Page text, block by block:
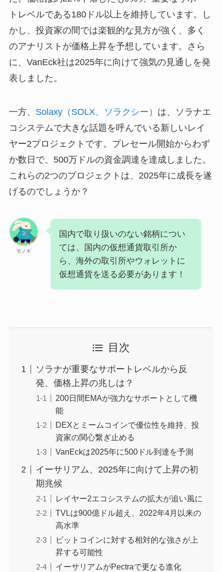
トレベルである180ドル以上を維持しています。し
かし、投資家の間では楽観的な見方が強く、多く
のアナリストが価格上昇を予想しています。さら
に、VanEck社は2025年に向けて強気の見通しを発
表しました。
一方、 Solaxy（SOLX、ソラクシー） は、ソラナエ
コシステムで大きな話題を呼んでいる新しいレイ
ヤー2プロジェクトです。プレセール開始からわず
か数日で、500万ドルの資金調達を達成しました。
これらの2つのプロジェクトは、2025年に成長を遂
げるのでしょうか？
モノギ
国内で取り扱いのない銘柄につい
ては、国内の仮想通貨取引所か
ら、海外の取引所やウォレットに
仮想通貨を送る必要があります！
目次
ソラナが重要なサポートレベルから反
発、価格上昇の兆しは？
200日間EMAが強力なサポートとして機
能
DEXとミームコインで優位性を維持、投
資家の関心繋ぎ止める
VanEckは2025年に500ドル到達を予測
イーサリアム、2025年に向けて上昇の初
期兆候
レイヤー2エコシステムの拡大が追い風に
TVLは900億ドル超え、2022年4月以来の
高水準
ビットコインに対する相対的な強さが上
昇する可能性
イーサリアムがPectraで更なる進化